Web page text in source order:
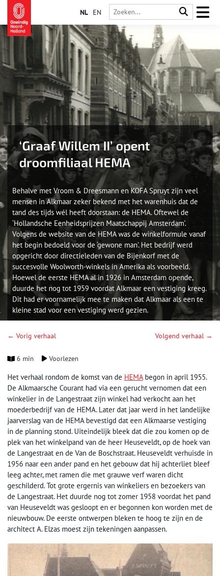
NL EN
‘Graaf Willem II’ opent
droomfiliaal HEMA
Behalve met Vroom & Dreesmann en KOFA Spruyt zijn veel
mensen in Alkmaar zeker bekend met het warenhuis dat de
tand des tijds wél heeft doorstaan: de HEMA. Oftewel de
‘Hollandsche Eenheidsprijzen Maatschappij Amsterdam’.
Volgens de website van de HEMA was de winkelformule vanaf
het begin bedoeld voor de ‘gewone man’. Het bedrijf werd
opgericht door directieleden van de Bijenkorf met de
succesvolle Woolworth-winkels in Amerika als voorbeeld.
Hoewel de eerste HEMA al in 1926 in Amsterdam opende,
duurde het nog tot 1959 voordat Alkmaar een vestiging kreeg.
Dit had er voornamelijk mee te maken dat Alkmaar als een te
kleine stad voor een vestiging werd gezien.
← Vorig verhaal Volgend verhaal →
6 min Voorlezen
Het verhaal rondom de komst van de HEMAbegon in april 1955.
De Alkmaarsche Courant had via een gerucht vernomen dat een
winkelier in de Langestraat zijn winkel had verkocht aan het
moederbedrijf van de HEMA. Later dat jaar werd in het landelijke
jaarverslag van de HEMA bevestigd dat een Alkmaarse vestiging
in de planning stond. Uiteindelijk bleek dat die zou komen op de
plek van het winkelpand van de heer Heuseveldt, op de hoek van
de Langestraat en de Van de Boschstraat. Heuseveldt verhuisde in
1956 naar een ander pand en het gebouw dat hij achterliet bleef
leeg achter, met ramen die met grauwe verf waren dicht
geschilderd. Tot grote ergernis van winkeliers en bezoekers van
de Langestraat. Het duurde nog tot zomer 1958 voordat het pand
van Heuseveldt was gesloopt en er begonnen kon worden met de
nieuwbouw. De eerste ontwerpen bleken te hoog te zijn en de
architect A. Elzas moest zijn tekeningen aanpassen.